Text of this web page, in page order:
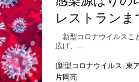
レストランま
新型コロナウイルスこ
広げ、...
[新型コロナウイルス, 東
片岡亮